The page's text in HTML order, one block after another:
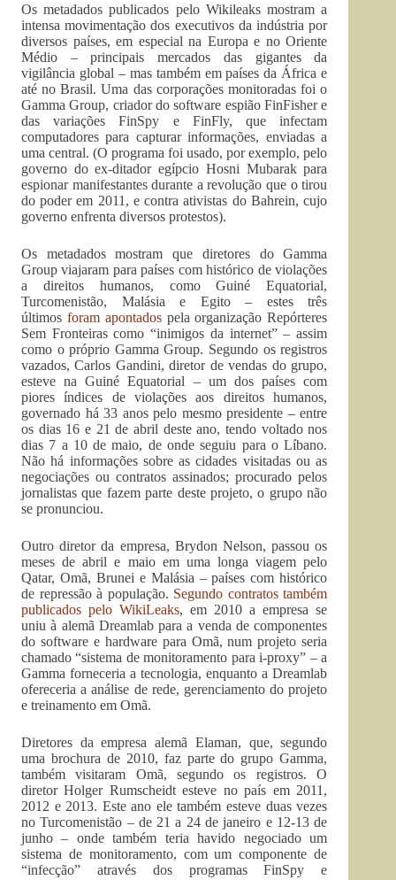
Os metadados publicados pelo Wikileaks mostram a
intensa movimentação dos executivos da indústria por
diversos países, em especial na Europa e no Oriente
Médio – principais mercados das gigantes da
vigilância global – mas também em países da África e
até no Brasil. Uma das corporações monitoradas foi o
Gamma Group, criador do software espião FinFisher e
das variações FinSpy e FinFly, que infectam
computadores para capturar informações, enviadas a
uma central. (O programa foi usado, por exemplo, pelo
governo do ex-ditador egípcio Hosni Mubarak para
espionar manifestantes durante a revolução que o tirou
do poder em 2011, e contra ativistas do Bahrein, cujo
governo enfrenta diversos protestos).
Os metadados mostram que diretores do Gamma
Group viajaram para países com histórico de violações
a direitos humanos, como Guiné Equatorial,
Turcomenistão, Malásia e Egito – estes três
últimos foram apontadospela organização Repórteres
Sem Fronteiras como “inimigos da internet” – assim
como o próprio Gamma Group. Segundo os registros
vazados, Carlos Gandini, diretor de vendas do grupo,
esteve na Guiné Equatorial – um dos países com
piores índices de violações aos direitos humanos,
governado há 33 anos pelo mesmo presidente – entre
os dias 16 e 21 de abril deste ano, tendo voltado nos
dias 7 a 10 de maio, de onde seguiu para o Líbano.
Não há informações sobre as cidades visitadas ou as
negociações ou contratos assinados; procurado pelos
jornalistas que fazem parte deste projeto, o grupo não
se pronunciou.
Outro diretor da empresa, Brydon Nelson, passou os
meses de abril e maio em uma longa viagem pelo
Qatar, Omã, Brunei e Malásia – países com histórico
de repressão à população. Segundo contratos também
publicados pelo WikiLeaks, em 2010 a empresa se
uniu à alemã Dreamlab para a venda de componentes
do software e hardware para Omã, num projeto seria
chamado “sistema de monitoramento para i-proxy” – a
Gamma forneceria a tecnologia, enquanto a Dreamlab
ofereceria a análise de rede, gerenciamento do projeto
e treinamento em Omã.
Diretores da empresa alemã Elaman, que, segundo
uma brochura de 2010, faz parte do grupo Gamma,
também visitaram Omã, segundo os registros. O
diretor Holger Rumscheidt esteve no país em 2011,
2012 e 2013. Este ano ele também esteve duas vezes
no Turcomenistão – de 21 a 24 de janeiro e 12-13 de
junho – onde também teria havido negociado um
sistema de monitoramento, com um componente de
“infecção” através dos programas FinSpy e